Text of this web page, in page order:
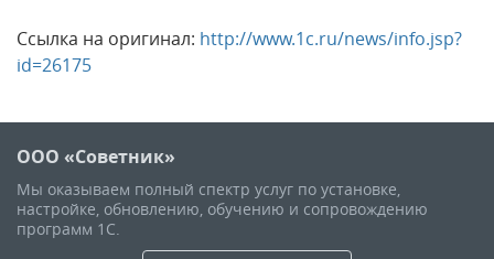
Ссылка на оригинал: http://www.1c.ru/news/info.jsp?
id=26175
ООО «Советник»
Мы оказываем полный спектр услуг по установке,
настройке, обновлению, обучению и сопровождению
программ 1С.